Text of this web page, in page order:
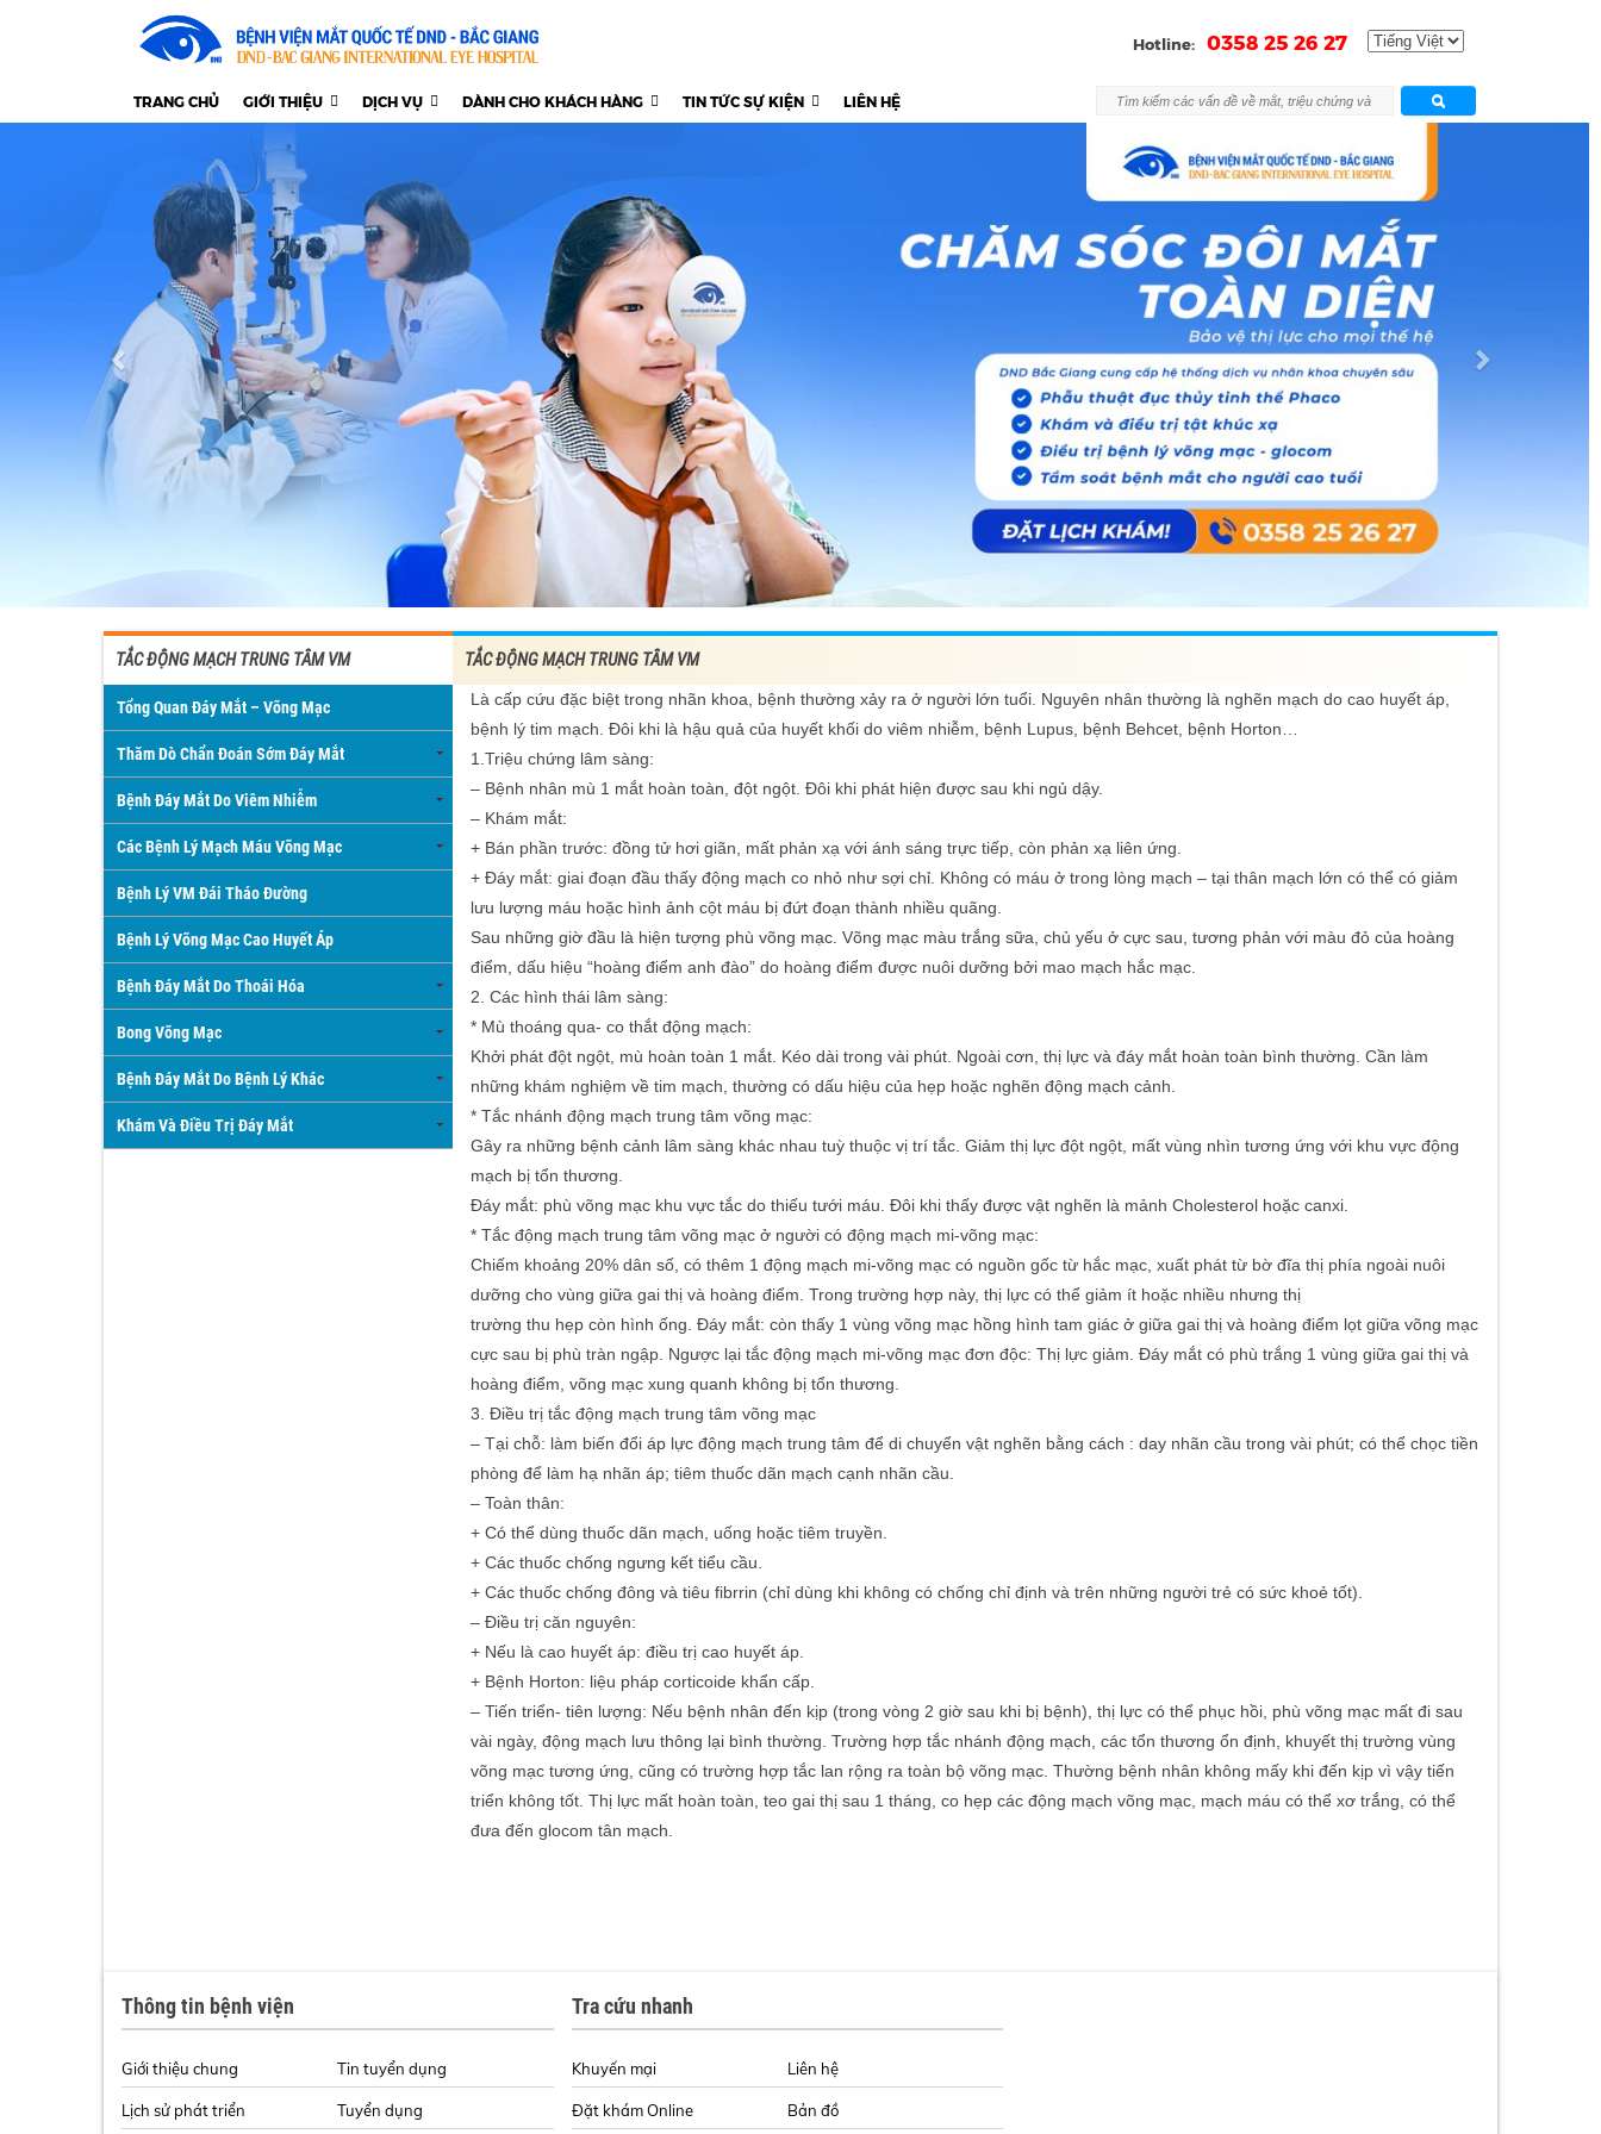
Hotline: 0358 25 26 27
TRANG CHỦ GIỚI THIỆU DỊCH VỤ DÀNH CHO KHÁCH HÀNG TIN TỨC SỰ KIỆN LIÊN HỆ
TẮC ĐỘNG MẠCH TRUNG TÂM VM
Tổng Quan Đáy Mắt – Võng Mạc
Thăm Dò Chẩn Đoán Sớm Đáy Mắt
Bệnh Đáy Mắt Do Viêm Nhiễm
Các Bệnh Lý Mạch Máu Võng Mạc
Bệnh Lý VM Đái Tháo Đường
Bệnh Lý Võng Mạc Cao Huyết Áp
Bệnh Đáy Mắt Do Thoái Hóa
Bong Võng Mạc
Bệnh Đáy Mắt Do Bệnh Lý Khác
Khám Và Điều Trị Đáy Mắt
TẮC ĐỘNG MẠCH TRUNG TÂM VM
Là cấp cứu đặc biệt trong nhãn khoa, bệnh thường xảy ra ở người lớn tuổi. Nguyên nhân thường là nghẽn mạch do cao huyết áp,
bệnh lý tim mạch. Đôi khi là hậu quả của huyết khối do viêm nhiễm, bệnh Lupus, bệnh Behcet, bệnh Horton…
1.Triệu chứng lâm sàng:
– Bệnh nhân mù 1 mắt hoàn toàn, đột ngột. Đôi khi phát hiện được sau khi ngủ dậy.
– Khám mắt:
+ Bán phần trước: đồng tử hơi giãn, mất phản xạ với ánh sáng trực tiếp, còn phản xạ liên ứng.
+ Đáy mắt: giai đoạn đầu thấy động mạch co nhỏ như sợi chỉ. Không có máu ở trong lòng mạch – tại thân mạch lớn có thể có giảm
lưu lượng máu hoặc hình ảnh cột máu bị đứt đoạn thành nhiều quãng.
Sau những giờ đầu là hiện tượng phù võng mạc. Võng mạc màu trắng sữa, chủ yếu ở cực sau, tương phản với màu đỏ của hoàng
điểm, dấu hiệu “hoàng điểm anh đào” do hoàng điểm được nuôi dưỡng bởi mao mạch hắc mạc.
2. Các hình thái lâm sàng:
* Mù thoáng qua- co thắt động mạch:
Khởi phát đột ngột, mù hoàn toàn 1 mắt. Kéo dài trong vài phút. Ngoài cơn, thị lực và đáy mắt hoàn toàn bình thường. Cần làm
những khám nghiệm về tim mạch, thường có dấu hiệu của hẹp hoặc nghẽn động mạch cảnh.
* Tắc nhánh động mạch trung tâm võng mạc:
Gây ra những bệnh cảnh lâm sàng khác nhau tuỳ thuộc vị trí tắc. Giảm thị lực đột ngột, mất vùng nhìn tương ứng với khu vực động
mạch bị tổn thương.
Đáy mắt: phù võng mạc khu vực tắc do thiếu tưới máu. Đôi khi thấy được vật nghẽn là mảnh Cholesterol hoặc canxi.
* Tắc động mạch trung tâm võng mạc ở người có động mạch mi-võng mạc:
Chiếm khoảng 20% dân số, có thêm 1 động mạch mi-võng mạc có nguồn gốc từ hắc mạc, xuất phát từ bờ đĩa thị phía ngoài nuôi
dưỡng cho vùng giữa gai thị và hoàng điểm. Trong trường hợp này, thị lực có thể giảm ít hoặc nhiều nhưng thị
trường thu hẹp còn hình ống. Đáy mắt: còn thấy 1 vùng võng mạc hồng hình tam giác ở giữa gai thị và hoàng điểm lọt giữa võng mạc
cực sau bị phù tràn ngập. Ngược lại tắc động mạch mi-võng mạc đơn độc: Thị lực giảm. Đáy mắt có phù trắng 1 vùng giữa gai thị và
hoàng điểm, võng mạc xung quanh không bị tổn thương.
3. Điều trị tắc động mạch trung tâm võng mạc
– Tại chỗ: làm biến đổi áp lực động mạch trung tâm để di chuyển vật nghẽn bằng cách : day nhãn cầu trong vài phút; có thể chọc tiền
phòng để làm hạ nhãn áp; tiêm thuốc dãn mạch cạnh nhãn cầu.
– Toàn thân:
+ Có thể dùng thuốc dãn mạch, uống hoặc tiêm truyền.
+ Các thuốc chống ngưng kết tiểu cầu.
+ Các thuốc chống đông và tiêu fibrrin (chỉ dùng khi không có chống chỉ định và trên những người trẻ có sức khoẻ tốt).
– Điều trị căn nguyên:
+ Nếu là cao huyết áp: điều trị cao huyết áp.
+ Bệnh Horton: liệu pháp corticoide khẩn cấp.
– Tiến triển- tiên lượng: Nếu bệnh nhân đến kịp (trong vòng 2 giờ sau khi bị bệnh), thị lực có thể phục hồi, phù võng mạc mất đi sau
vài ngày, động mạch lưu thông lại bình thường. Trường hợp tắc nhánh động mạch, các tổn thương ổn định, khuyết thị trường vùng
võng mạc tương ứng, cũng có trường hợp tắc lan rộng ra toàn bộ võng mạc. Thường bệnh nhân không mấy khi đến kịp vì vậy tiến
triển không tốt. Thị lực mất hoàn toàn, teo gai thị sau 1 tháng, co hẹp các động mạch võng mạc, mạch máu có thể xơ trắng, có thể
đưa đến glocom tân mạch.
Thông tin bệnh viện
Giới thiệu chung
Lịch sử phát triển
Tin tuyển dụng
Tuyển dụng
Tra cứu nhanh
Khuyến mại
Đặt khám Online
Liên hệ
Bản đồ